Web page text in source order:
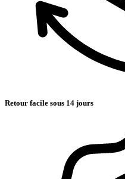
Retour facile sous 14 jours